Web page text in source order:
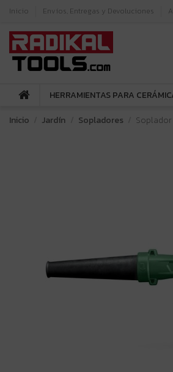
Inicio Envíos, Entregas y Devoluciones
HERRAMIENTAS PARA
Inicio
Jardín Sopladores